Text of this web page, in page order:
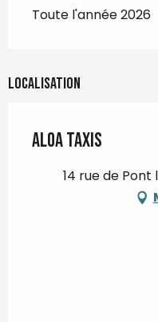
Toute l'année 2026
Localisation
Aloa Taxis
14 rue de Pont